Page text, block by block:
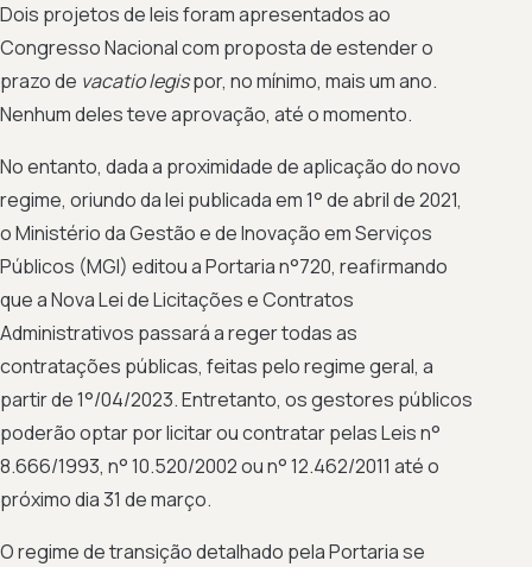
Dois projetos de leis foram apresentados ao
Congresso Nacional com proposta de estender o
prazo de vacatio legispor, no mínimo, mais um ano.
Nenhum deles teve aprovação, até o momento.
No entanto, dada a proximidade de aplicação do novo
regime, oriundo da lei publicada em 1° de abril de 2021,
o Ministério da Gestão e de Inovação em Serviços
Públicos (MGI) editou a Portaria n°720, reafirmando
que a Nova Lei de Licitações e Contratos
Administrativos passará a reger todas as
contratações públicas, feitas pelo regime geral, a
partir de 1°/04/2023. Entretanto, os gestores públicos
poderão optar por licitar ou contratar pelas Leis n°
8.666/1993, n° 10.520/2002 ou n° 12.462/2011 até o
próximo dia 31 de março.
O regime de transição detalhado pela Portaria se